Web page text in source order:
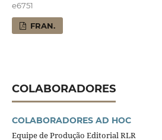
e6751
FRAN.
COLABORADORES
COLABORADORES AD HOC
Equipe de Produção Editorial RLR